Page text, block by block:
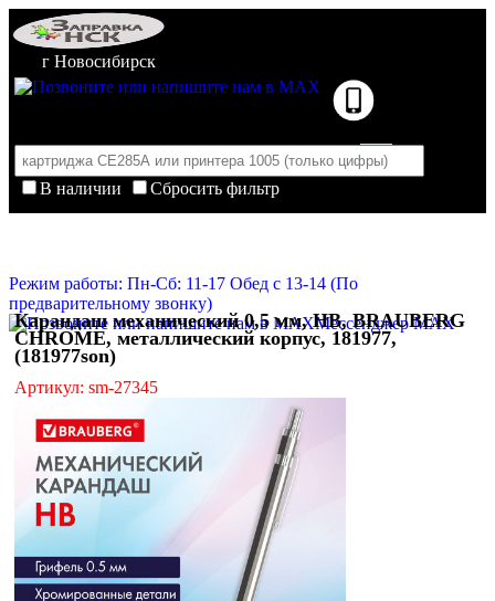
г Новосибирск
В наличии
Сбросить фильтр
Корзина пуста
Режим работы: Пн-Сб: 11-17 Обед с 13-14 (По
предварительному звонку)
Мессенджер MAX
Карандаш механический 0,5 мм, HB, BRAUBERG
CHROME, металлический корпус, 181977,
(181977son)
Артикул: sm-27345